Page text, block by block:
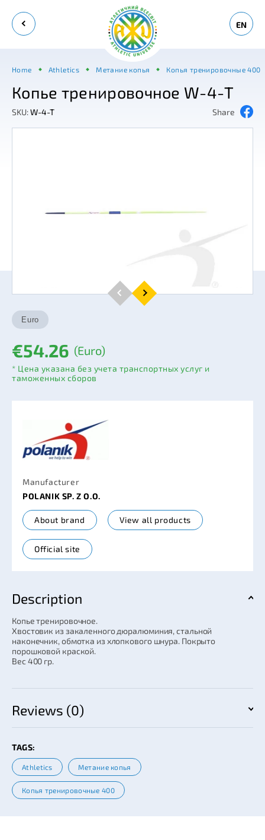
EN
Home Athletics Метание копья Копья тренировочные 400
SKU:W-4-T Share
Копье тренировочное W-4-Т
€54.26 (Euro)
* Цена указана без учета транспортных услуг и
таможенных сборов
Manufacturer
POLANIK SP. Z O.O.
About brand View all products
Official site
Description
Копье тренировочное.
Хвостовик из закаленного дюралюминия, стальной
наконечник, обмотка из хлопкового шнура. Покрыто
порошковой краской.
Вес 400 гр.
Reviews (0)
TAGS:
Athletics Метание копья
Копья тренировочные 400